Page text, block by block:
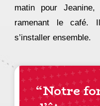
matin pour
ramenant le café.
s’installer ensemble.
“Notre